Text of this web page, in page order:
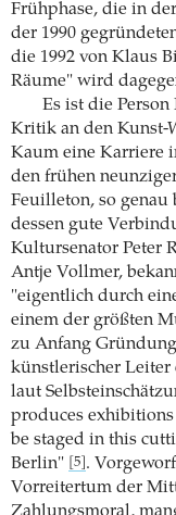
Frühphase, die in
der 1990
die 1992 von Klaus
Räume" wird
Es ist die Person
Kritik an den Kunst-
Kaum eine Karriere
den frühen
Feuilleton, so genau
dessen gute
Kultursenator Peter
Antje Vollmer,
"eigentlich durch
einem der größten
zu Anfang
künstlerischer
laut
produces
be staged in this
Berlin"
[5] .
Vorreitertum der